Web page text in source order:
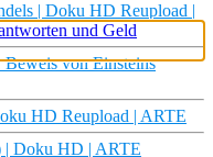
| Doku HD Reupload |
von Einsteins
HD Reupload | ARTE
| Doku HD | ARTE